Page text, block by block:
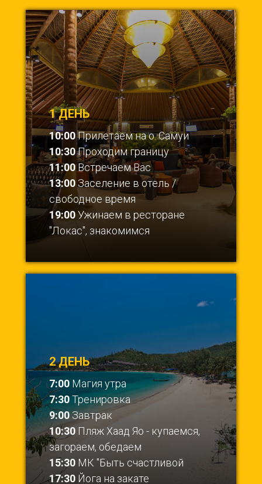
1 ДЕНЬ
10:00Прилетаем на о. Самуи
10:30Проходим границу
11:00Встречаем Вас
13:00Заселение в отель /
свободное время
19:00Ужинаем в ресторане
"Локас", знакомимся
2 ДЕНЬ
7:00 Магия утра
7:30Тренировка
9:00Завтрак
10:30 Пляж Хаад Яо - купаемся,
загораем, обедаем
15:30 МК "Быть счастливой
17:30 Йога на закате